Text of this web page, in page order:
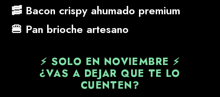
🥓 Bacon crispy ahumado premium
🍔 Pan brioche artesano
⚡ SOLO EN NOVIEMBRE ⚡
¿VAS A DEJAR QUE TE LO
CUENTEN?